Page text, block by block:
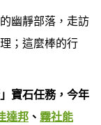
幽靜部落，走訪
；這麼棒的行
寶石任務，今年
達邦 、 霧社能